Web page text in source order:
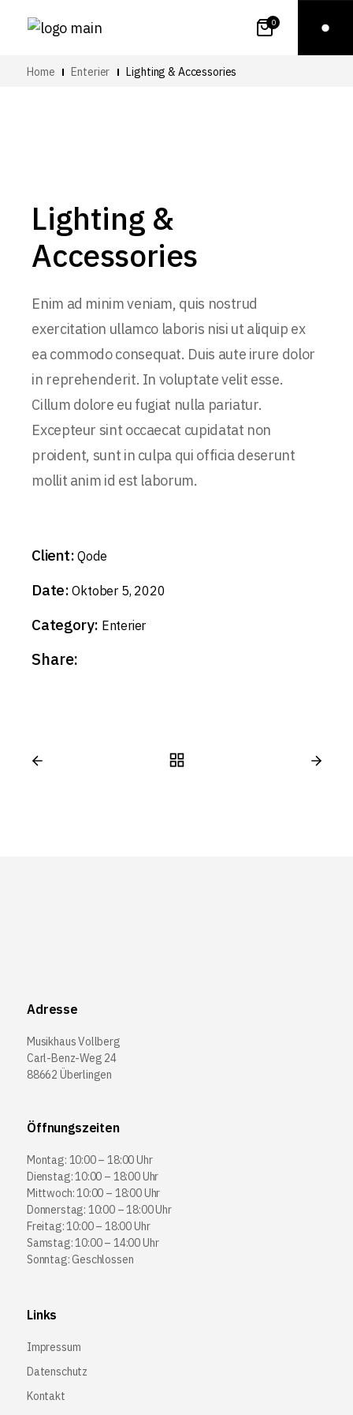
0
Home Enterier Lighting & Accessories
Lighting &
Accessories
Enim ad minim veniam, quis nostrud
exercitation ullamco laboris nisi ut aliquip ex
ea commodo consequat. Duis aute irure dolor
in reprehenderit. In voluptate velit esse.
Cillum dolore eu fugiat nulla pariatur.
Excepteur sint occaecat cupidatat non
proident, sunt in culpa qui officia deserunt
mollit anim id est laborum.
Client: Qode
Date: Oktober 5, 2020
Category: Enterier
Share:
Adresse
Musikhaus Vollberg
Carl-Benz-Weg 24
88662 Überlingen
Öffnungszeiten
Montag: 10:00 – 18:00 Uhr
Dienstag: 10:00 – 18:00 Uhr
Mittwoch: 10:00 – 18:00 Uhr
Donnerstag: 10:00 – 18:00 Uhr
Freitag: 10:00 – 18:00 Uhr
Samstag: 10:00 – 14:00 Uhr
Sonntag: Geschlossen
Links
Impressum
Datenschutz
Kontakt